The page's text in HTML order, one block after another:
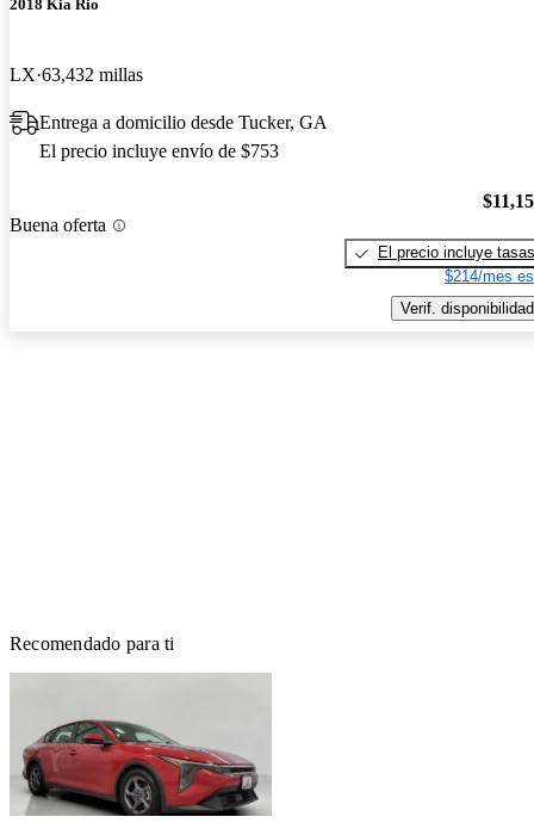
2018 Kia Rio
LX 63,432 millas
Entrega a domicilio desde Tucker, GA
El precio incluye envío de $753
Buena oferta
El precio incluye tasas
$214/mes
Verif. disponibilidad
Recomendado para ti